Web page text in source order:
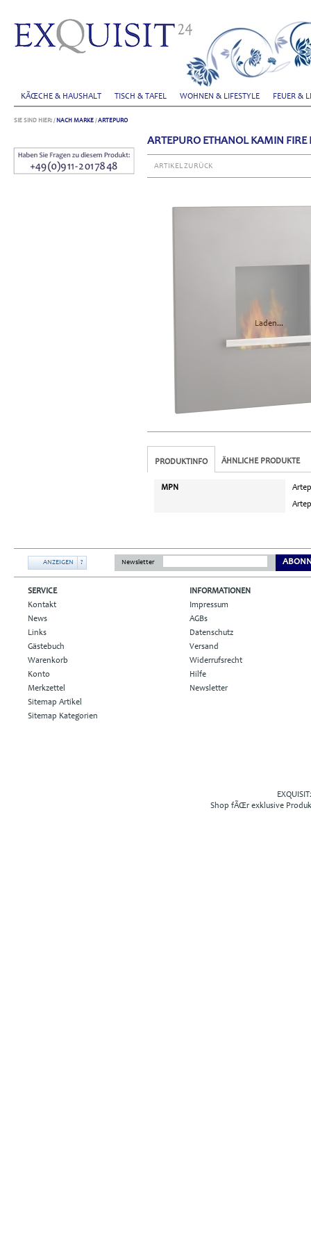
KÃŒCHE & HAUSHALT TISCH & TAFEL WOHNEN & LIFESTYLE FEUER &
SIE SIND HIER: / NACH MARKE /ARTEPURO
ARTEPURO ETHANOL KAMIN FIRE
ARTIKEL ZURÜCK
Laden...
PRODUKTINFO ÄHNLICHE PRODUKTE
MPN
ANZEIGEN ? Newsletter
SERVICE
Kontakt
News
Links
Gästebuch
Warenkorb
Konto
Merkzettel
Sitemap Artikel
Sitemap Kategorien
INFORMATIONEN
Impressum
AGBs
Datenschutz
Versand
Widerrufsrecht
Hilfe
Newsletter
Shop fÃŒr exklusive